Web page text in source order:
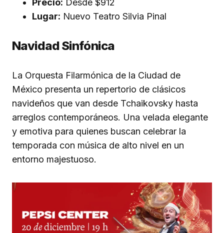
Lugar: Nuevo Teatro Silvia Pinal
Navidad Sinfónica
La Orquesta Filarmónica de la Ciudad de
México presenta un repertorio de clásicos
navideños que van desde Tchaikovsky hasta
arreglos contemporáneos. Una velada elegante
y emotiva para quienes buscan celebrar la
temporada con música de alto nivel en un
entorno majestuoso.